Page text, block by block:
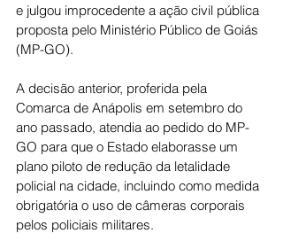
e julgou improcedente a ação civil pública
proposta pelo Ministério Público de Goiás
(MP-GO).
A decisão anterior, proferida pela
Comarca de Anápolis em setembro do
ano passado, atendia ao pedido do MP-
GO para que o Estado elaborasse um
plano piloto de redução da letalidade
policial na cidade, incluindo como medida
obrigatória o uso de câmeras corporais
pelos policiais militares.